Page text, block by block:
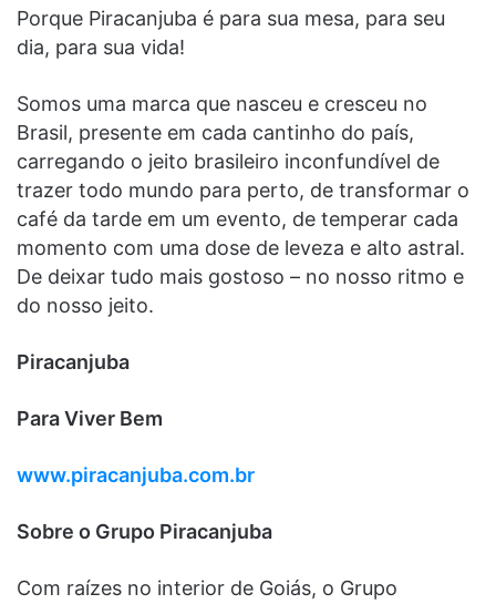
Porque Piracanjuba é para sua mesa, para seu
dia, para sua vida!
Somos uma marca que nasceu e cresceu no
Brasil, presente em cada cantinho do país,
carregando o jeito brasileiro inconfundível de
trazer todo mundo para perto, de transformar o
café da tarde em um evento, de temperar cada
momento com uma dose de leveza e alto astral.
De deixar tudo mais gostoso – no nosso ritmo e
do nosso jeito.
Piracanjuba
Para Viver Bem
www.piracanjuba.com.br
Sobre o Grupo Piracanjuba
Com raízes no interior de Goiás, o Grupo